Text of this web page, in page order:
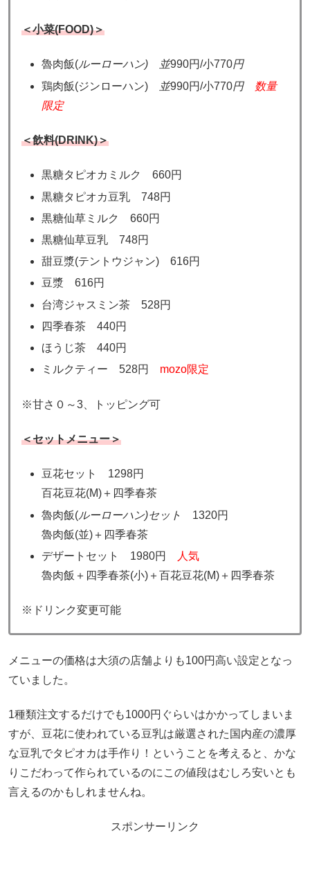
＜小菜(FOOD)＞
魯肉飯(ルーローハン) 並990円/小770円
鶏肉飯(ジンローハン)
並990円/小770円 数量
限定
＜飲料(DRINK)＞
黒糖タピオカミルク 660円
黒糖タピオカ豆乳 748円
黒糖仙草ミルク 660円
黒糖仙草豆乳 748円
甜豆漿(テントウジャン) 616円
豆漿 616円
台湾ジャスミン茶 528円
四季春茶 440円
ほうじ茶 440円
ミルクティー 528円 mozo限定
※甘さ０～3、トッピング可
＜セットメニュー＞
豆花セット 1298円
百花豆花(M)＋四季春茶
魯肉飯(ルーローハン)セット
1320円
魯肉飯(並)＋四季春茶
デザートセット 1980円
人気
魯肉飯＋四季春茶(小)＋百花豆花(M)＋四季春茶
※ドリンク変更可能
メニューの価格は大須の店舗よりも100円高い設定となっ
ていました。
1種類注文するだけでも1000円ぐらいはかかってしまいま
すが、豆花に使われている豆乳は厳選された国内産の濃厚
な豆乳でタピオカは手作り！ということを考えると、かな
りこだわって作られているのにこの値段はむしろ安いとも
言えるのかもしれませんね。
スポンサーリンク